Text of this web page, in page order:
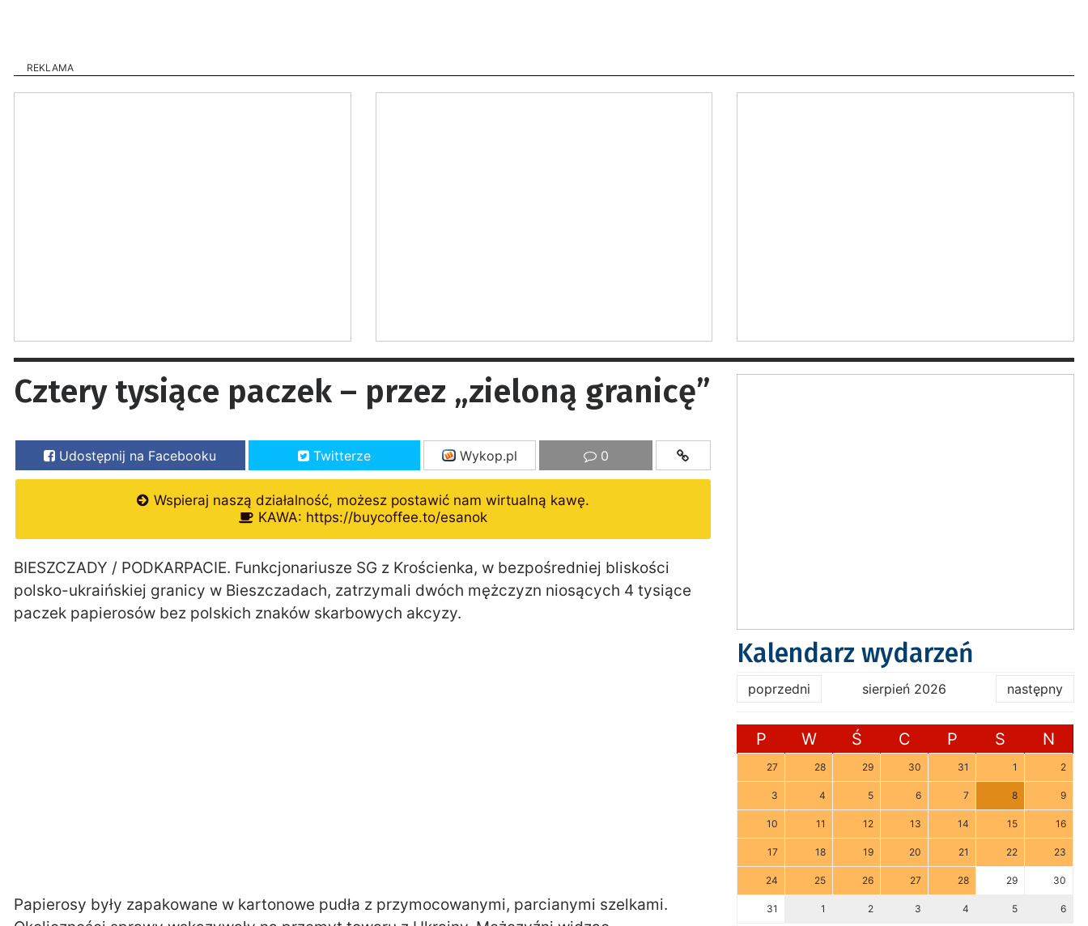
REKLAMA
Cztery tysiące paczek – przez „zieloną granicę”
Udostępnij na Facebooku Twitterze Wykop.pl 0
Wspieraj naszą działalność, możesz postawić nam wirtualną kawę.
KAWA: https://buycoffee.to/esanok
BIESZCZADY / PODKARPACIE. Funkcjonariusze SG z Krościenka, w bezpośredniej bliskości
polsko-ukraińskiej granicy w Bieszczadach, zatrzymali dwóch mężczyzn niosących 4 tysiące
paczek papierosów bez polskich znaków skarbowych akcyzy.
Papierosy były zapakowane w kartonowe pudła z przymocowanymi, parcianymi szelkami.
Kalendarz wydarzeń
poprzedni sierpień 2026 następny
P W Ś C P S N
27 28 29 30 31 1 2
3 4 5 6 7 8 9
10 11 12 13 14 15 16
17 18 19 20 21 22 23
24 25 26 27 28 29 30
31 1 2 3 4 5 6